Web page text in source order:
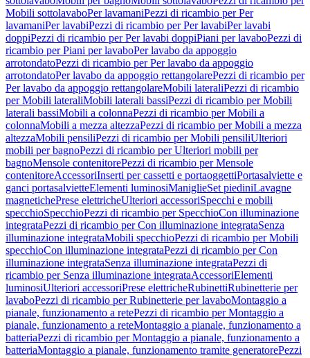
Mobili sottolavaboPer lavamaniPezzi di ricambio per Per
lavamaniPer lavabiPezzi di ricambio per Per lavabiPer lavabi
doppiPezzi di ricambio per Per lavabi doppiPiani per lavaboPezzi di
ricambio per Piani per lavaboPer lavabo da appoggio
arrotondatoPezzi di ricambio per Per lavabo da appoggio
arrotondatoPer lavabo da appoggio rettangolarePezzi di ricambio per
Per lavabo da appoggio rettangolareMobili lateraliPezzi di ricambio
per Mobili lateraliMobili laterali bassiPezzi di ricambio per Mobili
laterali bassiMobili a colonnaPezzi di ricambio per Mobili a
colonnaMobili a mezza altezzaPezzi di ricambio per Mobili a mezza
altezzaMobili pensiliPezzi di ricambio per Mobili pensiliUlteriori
mobili per bagnoPezzi di ricambio per Ulteriori mobili per
bagnoMensole contenitorePezzi di ricambio per Mensole
contenitoreAccessoriInserti per cassetti e portaoggettiPortasalviette e
ganci portasalvietteElementi luminosiManiglieSet piediniLavagne
magnetichePrese elettricheUlteriori accessoriSpecchi e mobili
specchioSpecchioPezzi di ricambio per SpecchioCon illuminazione
integrataPezzi di ricambio per Con illuminazione integrataSenza
illuminazione integrataMobili specchioPezzi di ricambio per Mobili
specchioCon illuminazione integrataPezzi di ricambio per Con
illuminazione integrataSenza illuminazione integrataPezzi di
ricambio per Senza illuminazione integrataAccessoriElementi
luminosiUlteriori accessoriPrese elettricheRubinettiRubinetterie per
lavaboPezzi di ricambio per Rubinetterie per lavaboMontaggio a
pianale, funzionamento a retePezzi di ricambio per Montaggio a
pianale, funzionamento a reteMontaggio a pianale, funzionamento a
batteriaPezzi di ricambio per Montaggio a pianale, funzionamento a
batteriaMontaggio a pianale, funzionamento tramite generatorePezzi